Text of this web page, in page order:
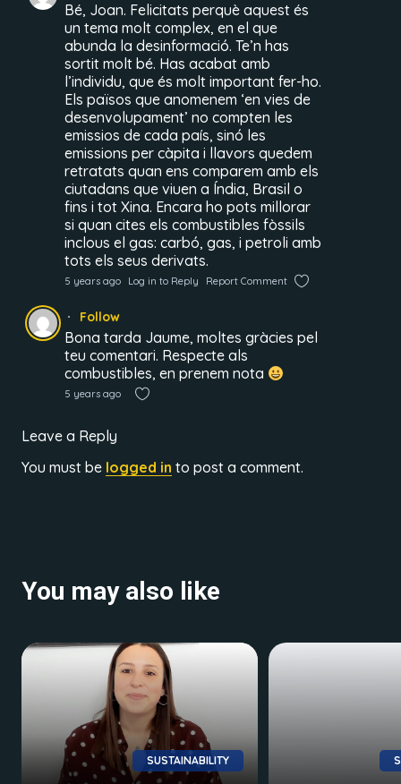
Bé, Joan. Felicitats perquè aquest és
un tema molt complex, en el que
abunda la desinformació. Te’n has
sortit molt bé. Has acabat amb
l’individu, que és molt important fer-ho.
Els països que anomenem ‘en vies de
desenvolupament’ no compten les
emissios de cada país, sinó les
emissions per càpita i llavors quedem
retratats quan ens comparem amb els
ciutadans que viuen a Índia, Brasil o
fins i tot Xina. Encara ho pots millorar
si quan cites els combustibles fòssils
inclous el gas: carbó, gas, i petroli amb
tots els seus derivats.
5 years ago Log in to Reply Report Comment
Follow
Bona tarda Jaume, moltes gràcies pel
teu comentari. Respecte als
combustibles, en prenem nota
5 years ago
Leave a Reply
You must be logged in to post a comment.
You may also like
SUSTAINABILITY